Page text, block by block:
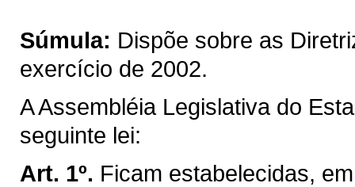
Súmula: Dispõe sobre as
exercício de 2002.
A Assembléia Legislativa do
seguinte lei:
Art. 1º. Ficam estabelecidas,